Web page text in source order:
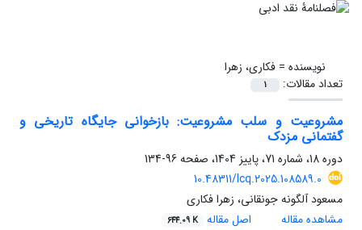
نویسنده =فکاری، زهرا
تعداد مقالات:
1
مشروعیت و سلب مشروعیت: بازخوانی جایگاه تاریخی و
گفتمانی مزدک
دوره 18، شماره 71، پاییز 1404، صفحه
96-134
10.48311/lcq.2025.108589.0
مسعود آلگونه جونقانی، زهرا فکاری
مشاهده مقاله
اصل مقاله 644.09 K